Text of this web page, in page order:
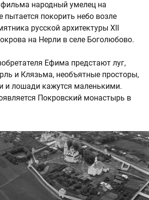
народный умелец на
покорить небо возле
русской архитектуры XII
на Нерли в селе Боголюбово.
Ефима предстают луг,
и Клязьма, необъятные просторы,
и лошади кажутся маленькими.
Покровский монастырь в